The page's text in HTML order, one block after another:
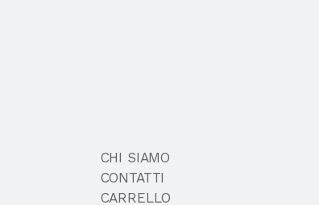
CHI SIAMO
CONTATTI
CARRELLO